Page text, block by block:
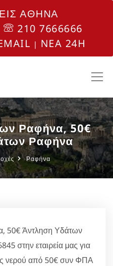
ΑΘΗΝΑ
210 7666666
| NEA 24H
Ραφήνα, 50€
Ραφήνα
Ραφήνα
50€ Άντληση Υδάτων
στην εταιρεία μας για
νερού από 50€ συν ΦΠΑ